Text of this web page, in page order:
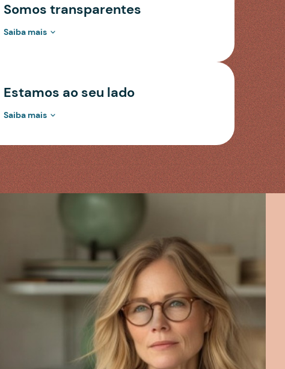
Somos transparentes
Saiba mais
Estamos ao seu lado
Saiba mais